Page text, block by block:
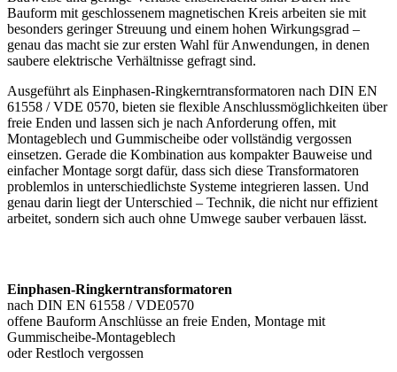
Bauform mit geschlossenem magnetischen Kreis arbeiten sie mit
besonders geringer Streuung und einem hohen Wirkungsgrad –
genau das macht sie zur ersten Wahl für Anwendungen, in denen
saubere elektrische Verhältnisse gefragt sind.
Ausgeführt als Einphasen-Ringkerntransformatoren nach DIN EN
61558 / VDE 0570, bieten sie flexible Anschlussmöglichkeiten über
freie Enden und lassen sich je nach Anforderung offen, mit
Montageblech und Gummischeibe oder vollständig vergossen
einsetzen. Gerade die Kombination aus kompakter Bauweise und
einfacher Montage sorgt dafür, dass sich diese Transformatoren
problemlos in unterschiedlichste Systeme integrieren lassen. Und
genau darin liegt der Unterschied – Technik, die nicht nur effizient
arbeitet, sondern sich auch ohne Umwege sauber verbauen lässt.
Einphasen-Ringkerntransformatoren
nach DIN EN 61558 / VDE0570
offene Bauform Anschlüsse an freie Enden, Montage mit
Gummischeibe-Montageblech
oder Restloch vergossen